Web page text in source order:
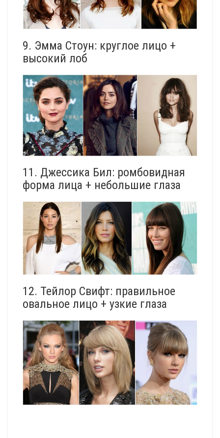
9. Эмма Стоун: круглое лицо +
высокий лоб
11. Джессика Бил: ромбовидная
форма лица + небольшие глаза
12. Тейлор Свифт: правильное
овальное лицо + узкие глаза